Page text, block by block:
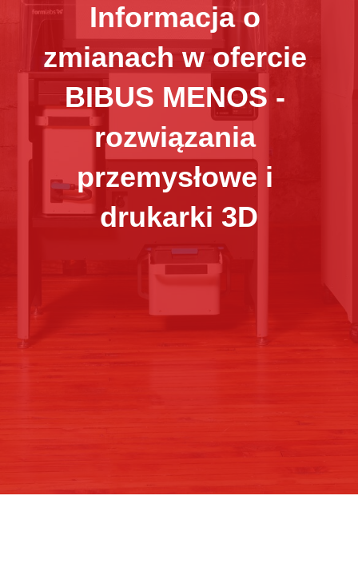
Informacja o
zmianach w ofercie
BIBUS MENOS -
rozwiązania
przemysłowe i
drukarki 3D